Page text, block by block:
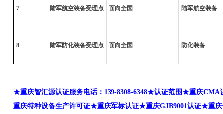
7 陆军航空装备受理点 面向全国 陆军航空装备
8 陆军防化装备受理点 面向全国 防化装备
★重庆智汇源认证服务电话： 139-8308-6348★认证范围★重庆CMA
重庆特种设备生产许可证★重庆军标认证★重庆GJB9001认证★重